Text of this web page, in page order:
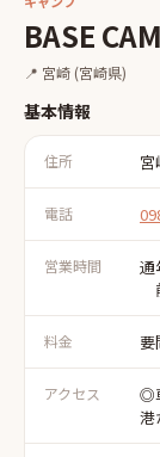
BASE
📍 宮崎 (宮崎県)
基本情報
住所
電話
営業時間
通
料金 要
アクセス
◎
港